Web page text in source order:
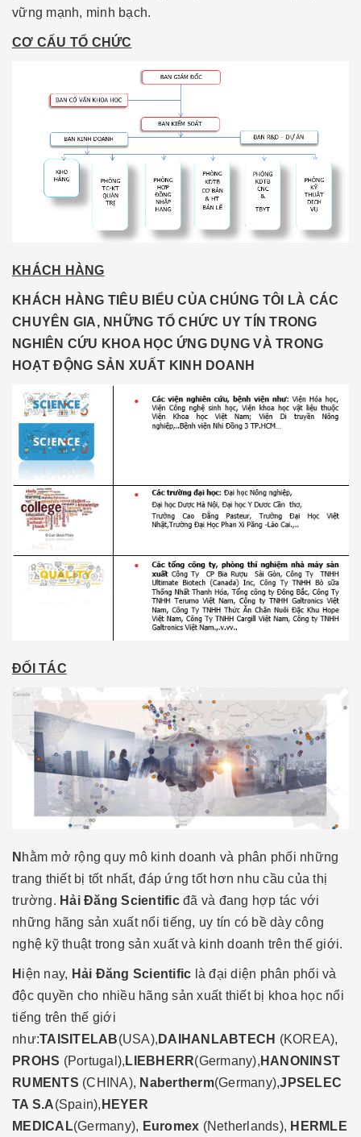
vững mạnh, minh bạch.
CƠ CẤU TỔ CHỨC
KHÁCH HÀNG
KHÁCH HÀNG TIÊU BIỂU CỦA CHÚNG TÔI LÀ CÁC
CHUYÊN GIA, NHỮNG TỔ CHỨC UY TÍN TRONG
NGHIÊN CỨU KHOA HỌC ỨNG DỤNG VÀ TRONG
HOẠT ĐỘNG SẢN XUẤT KINH DOANH
ĐỐI TÁC
N hằm mở rộng quy mô kinh doanh và phân phối những
trang thiết bị tốt nhất, đáp ứng tốt hơn nhu cầu của thị
trường. Hải Đăng Scientificđã và đang hợp tác với
những hãng sản xuất nổi tiếng, uy tín có bề dày công
nghệ kỹ thuật trong sản xuất và kinh doanh trên thế giới.
H iện nay, Hải Đăng Scientific là đại diện phân phối và
độc quyền cho nhiều hãng sản xuất thiết bị khoa học nổi
tiếng trên thế giới
như:TAISITELAB(USA), DAIHANLABTECH (KOREA),
PROHS (Portugal), LIEBHERR(Germany), HANONINST
RUMENTS (CHINA), Nabertherm(Germany),JPSELEC
TA S.A(Spain), HEYER
MEDICAL(Germany), Euromex (Netherlands), HERMLE